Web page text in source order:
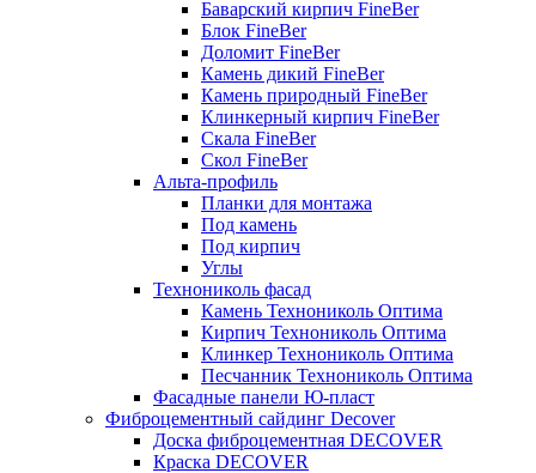
Баварский кирпич FineBer
Блок FineBer
Доломит FineBer
Камень дикий FineBer
Камень природный FineBer
Клинкерный кирпич FineBer
Скала FineBer
Скол FineBer
Альта-профиль
Планки для монтажа
Под камень
Под кирпич
Углы
Технониколь фасад
Камень Технониколь Оптима
Кирпич Технониколь Оптима
Клинкер Технониколь Оптима
Песчанник Технониколь Оптима
Фасадные панели Ю-пласт
Фиброцементный сайдинг Decover
Доска фиброцементная DECOVER
Краска DECOVER